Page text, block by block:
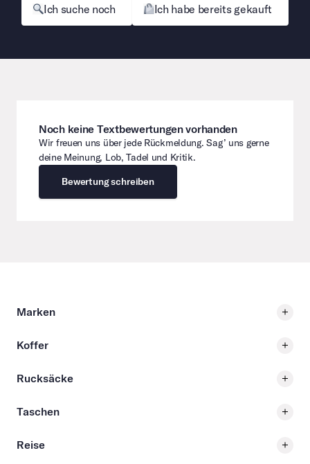
Ich suche noch Ich habe bereits gekauft
Noch keine Textbewertungen vorhanden
Wir freuen uns über jede Rückmeldung. Sag’ uns gerne
deine Meinung, Lob, Tadel und Kritik.
Bewertung schreiben
Marken
Koffer
Rucksäcke
Taschen
Reise